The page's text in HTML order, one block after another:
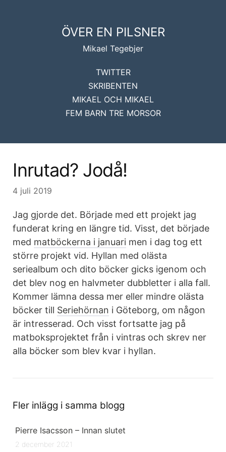
ÖVER EN PILSNER
Mikael Tegebjer
TWITTER
SKRIBENTEN
MIKAEL OCH MIKAEL
FEM BARN TRE MORSOR
Inrutad? Jodå!
4 juli 2019
Jag gjorde det. Började med ett projekt jag
funderat kring en längre tid. Visst, det började
med matböckerna i januari men i dag tog ett
större projekt vid. Hyllan med olästa
seriealbum och dito böcker gicks igenom och
det blev nog en halvmeter dubbletter i alla fall.
Kommer lämna dessa mer eller mindre olästa
böcker till Seriehörnan i Göteborg, om någon
är intresserad. Och visst fortsatte jag på
matboksprojektet från i vintras och skrev ner
alla böcker som blev kvar i hyllan.
Fler inlägg i samma blogg
Pierre Isacsson – Innan slutet
2 december 2021